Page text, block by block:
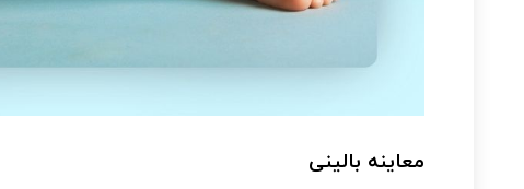
معاینه بالینی